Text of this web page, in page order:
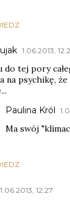
1.06.2013,
do tej pory
na psychikę,
Paulina Król
Ma swój
1.06.2013, 12:27